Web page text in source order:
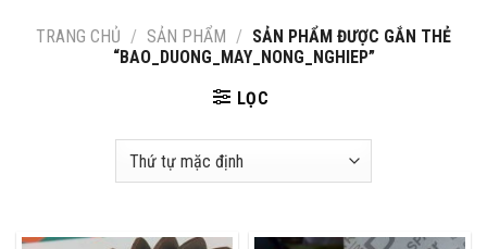
TRANG CHỦ / SẢN PHẨM / SẢN PHẨM ĐƯỢC GẮN THẺ
“BAO_DUONG_MAY_NONG_NGHIEP”
LỌC